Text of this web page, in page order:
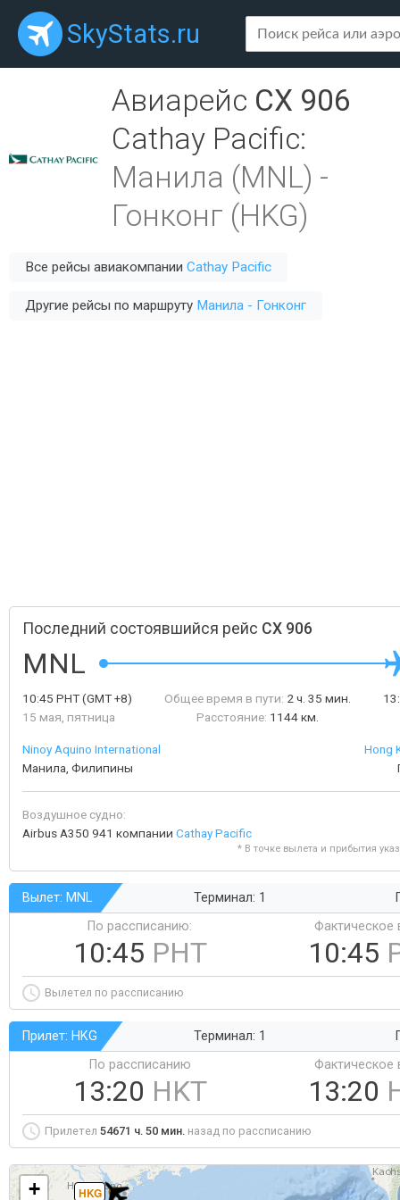
SkyStats.ru
Авиарейс CX 906
Cathay Pacific:
Манила (MNL) -
Гонконг (HKG)
Все рейсы авиакомпании Cathay Pacific
Другие рейсы по маршруту Манила - Гонконг
Последний состоявшийся рейс CX 906
MNL
10:45 PHT(GMT +8)
15 мая, пятница
Общее время в пути: 2 ч. 35 мин.
Расстояние: 1144 км.
Ninoy Aquino International
Манила, Филипины
Hong
Воздушное судно:
Airbus A350 941 компании Cathay Pacific
* В точке вылета и прибытия
Вылет: MNL Терминал: 1
По рассписанию:
10:45 PHT
Фактическое
10:45
Вылетел по рассписанию
Прилет: HKG Терминал: 1
По рассписанию
13:20 HKT
Фактическое
13:20
Прилетел 54671 ч. 50 мин. назад по рассписанию
HKG
+